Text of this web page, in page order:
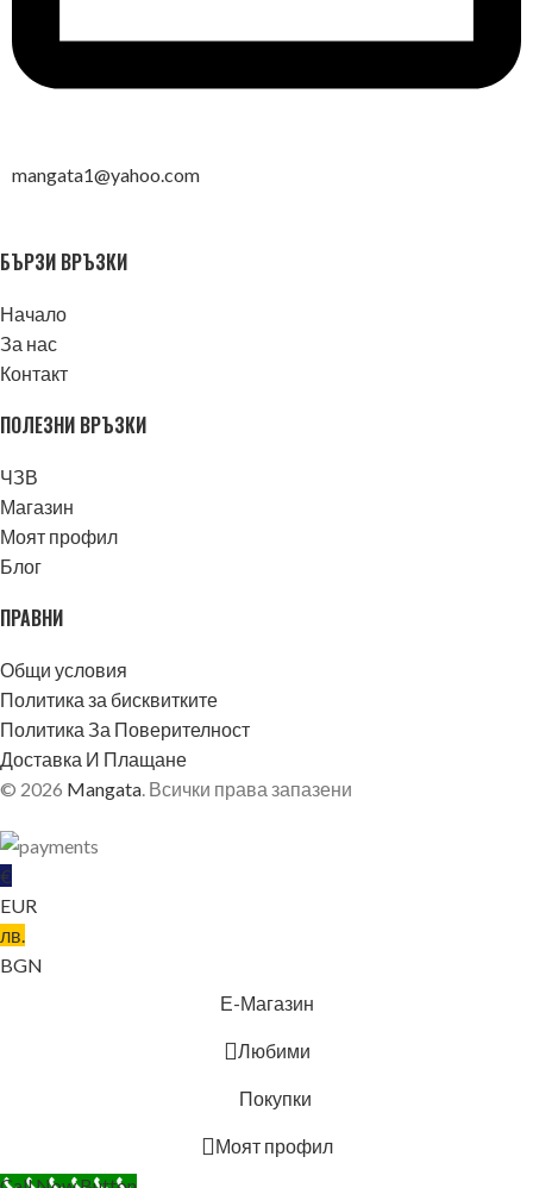
mangata1@yahoo.com
БЪРЗИ ВРЪЗКИ
Начало
За нас
Контакт
ПОЛЕЗНИ ВРЪЗКИ
ЧЗВ
Магазин
Моят профил
Блог
ПРАВНИ
Общи условия
Политика за бисквитките
Политика За Поверителност
Доставка И Плащане
© 2026 Mangata. Всички права запазени
€
EUR
лв.
BGN
Е-Магазин
Любими
Покупки
Моят профил